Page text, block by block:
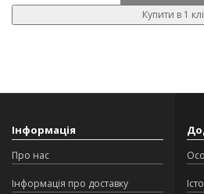
Купити в 1
Інформація
Про нас
Інформація про доставку